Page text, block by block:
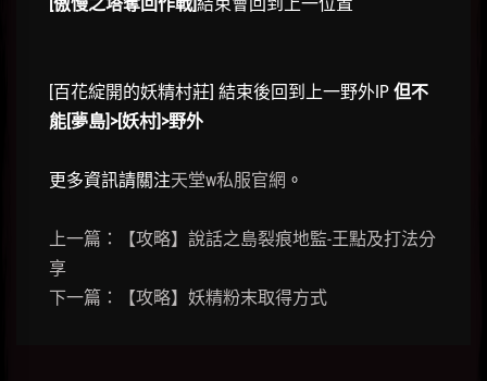
[百花綻開的妖精村莊] 結束後回到上一野外IP 但不
能[夢島]>[妖村]>野外
更多資訊請關注天堂w私服官網 。
上一篇：【攻略】說話之島裂痕地監-王點及打法分
享
下一篇：【攻略】妖精粉末取得方式